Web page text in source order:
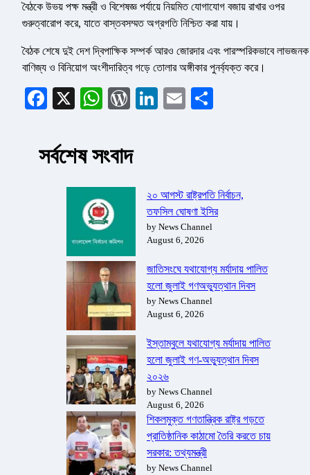
বৈঠকে উভয় পক্ষ মন্ত্রী ও বিশেষজ্ঞ পর্যায়ে নিয়মিত যোগাযোগ বজায় রাখার ওপর
গুরুত্বারোপ করে, যাতে বাস্তবসম্মত অগ্রগতি নিশ্চিত করা যায়।
বৈঠক শেষে দুই দেশ দ্বিপাক্ষিক সম্পর্ক আরও জোরদার এবং পারস্পরিকভাবে লাভজনক
বাণিজ্য ও বিনিয়োগ অংশীদারিত্ব গড়ে তোলার অঙ্গীকার পুনর্ব্যক্ত করে।
Facebook
X WhatsApp
WordPress
LinkedIn
Email
সর্বশেষ সংবাদ
২০ আগস্ট রাষ্ট্রপতি নির্বাচন,
তফসিল ঘোষণা ইসির
by News Channel
August 6, 2026
জাতিসংঘে যথাযোগ্য মর্যাদায় পালিত
হলো জুলাই গণঅভ্যুত্থান দিবস
by News Channel
August 6, 2026
ইস্তাম্বুলে যথাযোগ্য মর্যাদায় পালিত
হলো জুলাই গণ-অভ্যুত্থান দিবস
২০২৬
by News Channel
August 6, 2026
শিকলমুক্ত গণতান্ত্রিক রাষ্ট্র গড়তে
প্রাতিষ্ঠানিক কাঠামো তৈরি করতে চায়
সরকার: তথ্যমন্ত্রী
by News Channel